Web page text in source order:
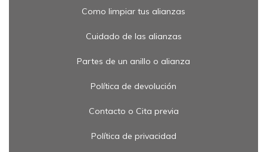
Como limpiar tus alianzas
Cuidado de las alianzas
Partes de un anillo o alianza
Política de devolución
Contacto o Cita previa
Política de privacidad